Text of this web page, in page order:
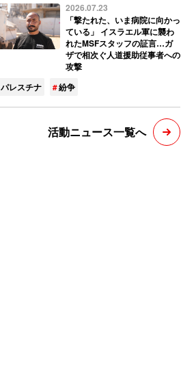
2026.07.23
「撃たれた、いま病院に向かっ
ている」 イスラエル軍に襲わ
れたMSFスタッフの証言…ガ
ザで相次ぐ人道援助従事者への
攻撃
パレスチナ
紛争
活動ニュース一覧へ